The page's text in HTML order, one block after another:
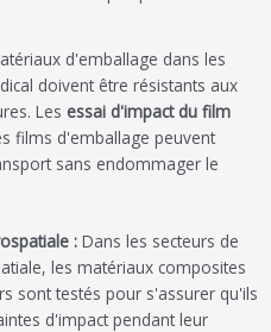
d'emballage dans les
doivent être résistants aux
Les essai d'impact du film
films d'emballage peuvent
sans endommager le
: Dans les secteurs de
les matériaux composites
sont testés pour s'assurer qu'ils
d'impact pendant leur